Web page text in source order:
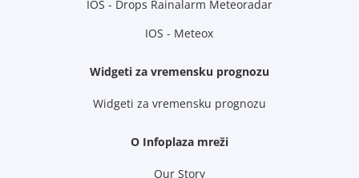
IOS - Drops Rainalarm Meteoradar
IOS - Meteox
Widgeti za vremensku prognozu
Widgeti za vremensku prognozu
O Infoplaza mreži
Our Story